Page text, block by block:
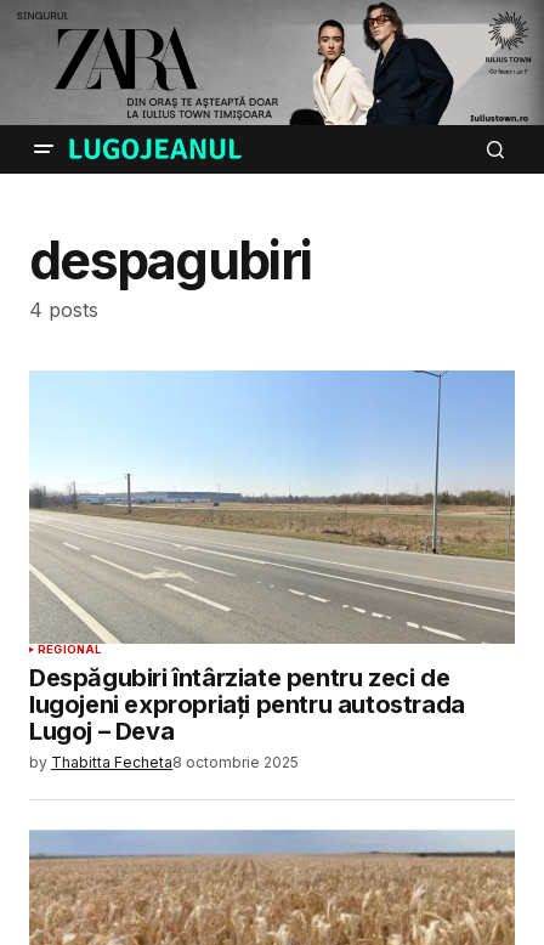
despagubiri
4 posts
REGIONAL
Despăgubiri întârziate pentru zeci de
lugojeni expropriați pentru autostrada
Lugoj – Deva
by Thabitta Fecheta8 octombrie 2025